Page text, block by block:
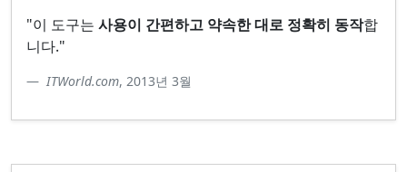
"이 도구는 사용이 간편하고 약속한 대로 정확히 동작합
니다."
ITWorld.com, 2013년 3월